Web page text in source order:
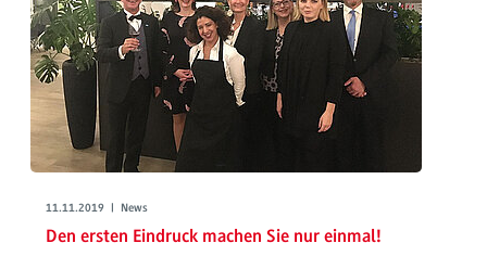
11.11.2019 | News
Den ersten Eindruck machen Sie nur einmal!